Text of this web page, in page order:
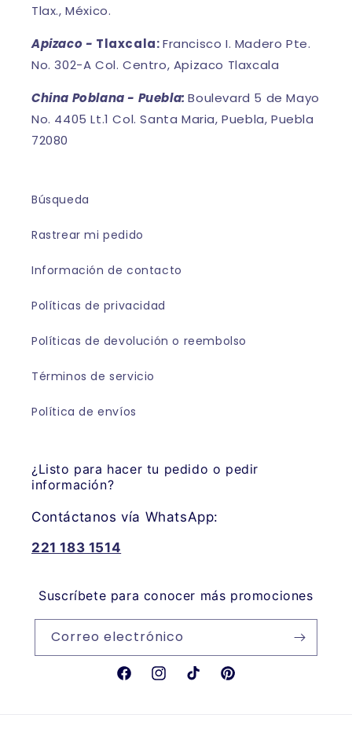
Tlax., México.
Apizaco - Tlaxcala:Francisco I. Madero Pte.
No. 302-A Col. Centro, Apizaco Tlaxcala
China Poblana - Puebla:Boulevard 5 de Mayo
No. 4405 Lt.1 Col. Santa Maria, Puebla, Puebla
72080
Búsqueda
Rastrear mi pedido
Información de contacto
Políticas de privacidad
Políticas de devolución o reembolso
Términos de servicio
Política de envíos
¿Listo para hacer tu pedido o pedir
información?
Contáctanos vía WhatsApp:
221 183 1514
Suscríbete para conocer más promociones
Correo electrónico
FacebookInstagramTikTokPinterest